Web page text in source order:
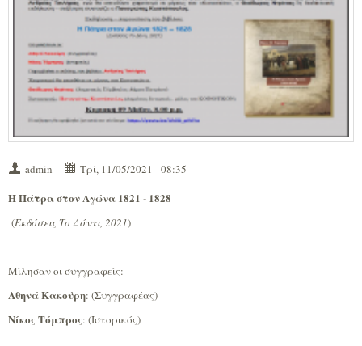
admin Τρί, 11/05/2021 - 08:35
Η Πάτρα στον Αγώνα 1821 - 1828
(Εκδόσεις Το Δόντι, 2021)
Μίλησαν οι συγγραφείς:
Αθηνά Κακούρη: (Συγγραφέας)
Νίκος Τόμπρος: (Ιστορικός)